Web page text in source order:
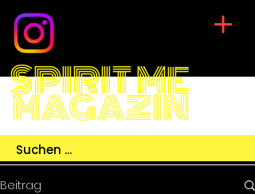
SPIRIT ME
MAGAZIN
Beitrag